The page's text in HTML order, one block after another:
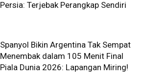
Persia: Terjebak Perangkap Sendiri
Spanyol Bikin Argentina Tak Sempat
Menembak dalam 105 Menit Final
Piala Dunia 2026: Lapangan Miring!